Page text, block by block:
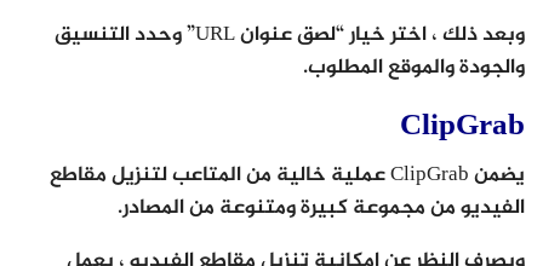
وبعد ذلك ، اختر خيار “لصق عنوان URL” وحدد التنسيق
والجودة والموقع المطلوب.
ClipGrab
يضمن ClipGrab عملية خالية من المتاعب لتنزيل مقاطع
الفيديو من مجموعة كبيرة ومتنوعة من المصادر.